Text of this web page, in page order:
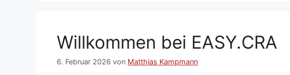
Willkommen bei EASY.CRA
6. Februar 2026 von Matthias Kampmann